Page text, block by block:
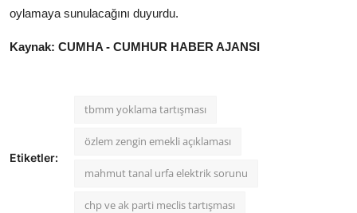
oylamaya sunulacağını duyurdu.
Kaynak: CUMHA - CUMHUR HABER AJANSI
Etiketler:
tbmm yoklama tartışması
özlem zengin emekli açıklaması
mahmut tanal urfa elektrik sorunu
chp ve ak parti meclis tartışması